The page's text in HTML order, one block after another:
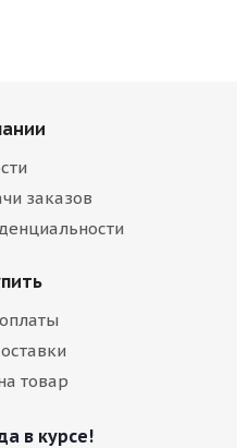
заказов
товар
в курсе!